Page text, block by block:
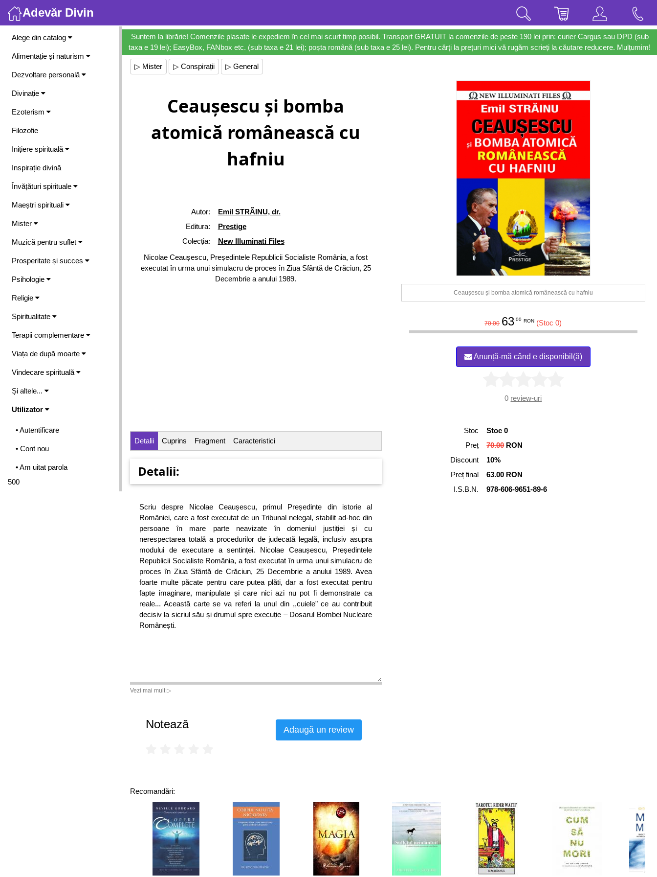
Adevăr Divin
Meniu
Alege din catalog
Alimentație și naturism
Dezvoltare personală
Divinație
Ezoterism
Filozofie
Inițiere spirituală
Inspirație divină
Învățături spirituale
Maeștri spirituali
Mister
Muzică pentru suflet
Prosperitate și succes
Psihologie
Religie
Spiritualitate
Terapii complementare
Viața de după moarte
Vindecare spirituală
Și altele...
Utilizator
• Autentificare
• Cont nou
• Am uitat parola
500
Suntem la librărie! Comenzile plasate le expediem în cel mai scurt timp posibil. Transport GRATUIT la comenzile de peste 190 lei prin: curier Cargus sau DPD (sub
taxa e 19 lei); EasyBox, FANbox etc. (sub taxa e 21 lei); poșta română (sub taxa e 25 lei). Pentru cărți la prețuri mici vă rugăm scrieți la căutare reducere. Mulțumim!
▷ Mister ▷ Conspirații ▷ General
Ceaușescu și bomba
atomică românească cu
hafniu
Autor:
Emil STRÃINU, dr.
Editura:
Prestige
Colecția:
New Illuminati Files
Nicolae Ceaușescu, Președintele Republicii Socialiste România, a fost
executat în urma unui simulacru de proces în Ziua Sfântă de Crăciun, 25
Decembrie a anului 1989.
Ceaușescu și bomba atomică românească cu hafniu
70.00 63 .00 RON (Stoc 0)
Anunță-mă când e disponibil(ă)
0 review-uri
Detalii Cuprins Fragment Caracteristici
Detalii:
Scriu despre Nicolae Ceaușescu, primul Președinte din istorie al
României, care a fost executat de un Tribunal nelegal, stabilit ad-hoc din
persoane în mare parte neavizate în domeniul justiției și cu
nerespectarea totală a procedurilor de judecată legală, inclusiv asupra
modului de executare a sentinței. Nicolae Ceaușescu, Președintele
Republicii Socialiste România, a fost executat în urma unui simulacru de
proces în Ziua Sfântă de Crăciun, 25 Decembrie a anului 1989. Avea
foarte multe păcate pentru care putea plăti, dar a fost executat pentru
fapte imaginare, manipulate și care nici azi nu pot fi demonstrate ca
reale... Această carte se va referi la unul din ,,cuiele" ce au contribuit
decisiv la sicriul său și drumul spre execuție – Dosarul Bombei Nucleare
Românești.
Vezi mai mult ▷
Stoc
Stoc 0
Preț
70.00RON
Discount
10%
Preț final
63.00 RON
I.S.B.N.
978-606-9651-89-6
Notează Adaugă un review
Recomandări: